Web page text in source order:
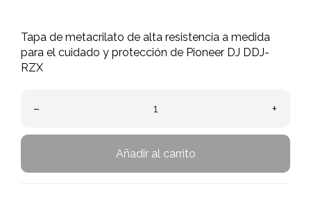
Tapa de metacrilato de alta resistencia a medida
para el cuidado y protección de Pioneer DJ DDJ-
RZX
– +
Añadir al carrito